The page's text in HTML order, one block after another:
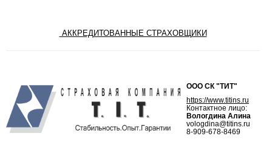
АККРЕДИТОВАННЫЕ СТРАХОВЩИКИ
ООО СК "ТИТ"
https://www.titins.ru
Контактное лицо:
Вологдина Алина
vologdina@titins.ru
8-909-678-8469